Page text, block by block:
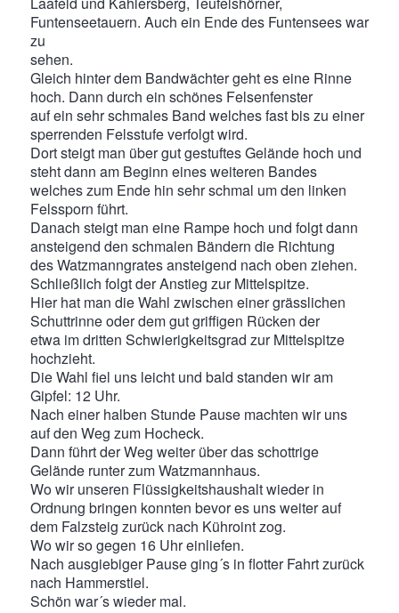
Funtenseetauern. Auch ein Ende des Funtensees war
zu
sehen.
Gleich hinter dem Bandwächter geht es eine Rinne
hoch. Dann durch ein schönes Felsenfenster
auf ein sehr schmales Band welches fast bis zu einer
sperrenden Felsstufe verfolgt wird.
Dort steigt man über gut gestuftes Gelände hoch und
steht dann am Beginn eines weiteren Bandes
welches zum Ende hin sehr schmal um den linken
Felssporn führt.
Danach steigt man eine Rampe hoch und folgt dann
ansteigend den schmalen Bändern die Richtung
des Watzmanngrates ansteigend nach oben ziehen.
Schließlich folgt der Anstieg zur Mittelspitze.
Hier hat man die Wahl zwischen einer grässlichen
Schuttrinne oder dem gut griffigen Rücken der
etwa im dritten Schwierigkeitsgrad zur Mittelspitze
hochzieht.
Die Wahl fiel uns leicht und bald standen wir am
Gipfel: 12 Uhr.
Nach einer halben Stunde Pause machten wir uns
auf den Weg zum Hocheck.
Dann führt der Weg weiter über das schottrige
Gelände runter zum Watzmannhaus.
Wo wir unseren Flüssigkeitshaushalt wieder in
Ordnung bringen konnten bevor es uns weiter auf
dem Falzsteig zurück nach Kühroint zog.
Wo wir so gegen 16 Uhr einliefen.
Nach ausgiebiger Pause ging´s in flotter Fahrt zurück
nach Hammerstiel.
Schön war´s wieder mal.